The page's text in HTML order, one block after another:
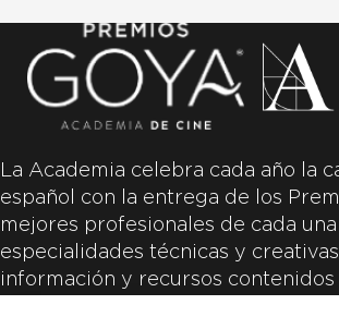
La Academia celebra cada año la
español con la entrega de los
mejores profesionales de cada
especialidades técnicas y
información y recursos contenidos